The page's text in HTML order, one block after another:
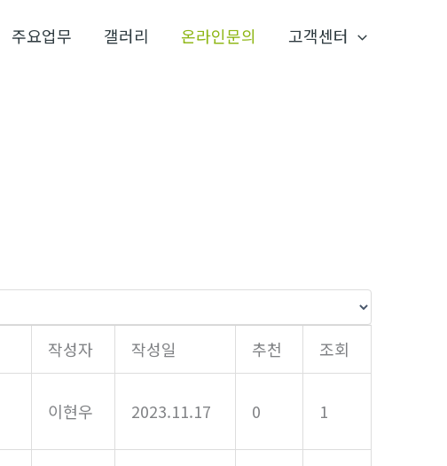
주요업무 갤러리 온라인문의 고객센터
작성자 작성일 추천 조회
이현우 2023.11.17 0 1